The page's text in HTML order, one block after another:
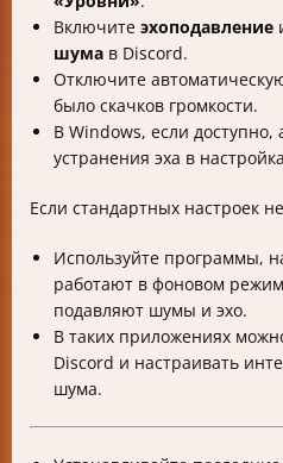
Включите эхоподавление
шума в Discord.
Отключите
было скачков громкости.
В Windows, если доступно,
устранения эха в
Если стандартных настроек
Используйте программы,
работают в фоновом
подавляют шумы и эхо.
В таких приложениях
Discord и настраивать
шума.